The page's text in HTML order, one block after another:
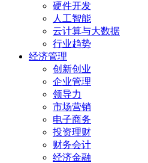
硬件开发
人工智能
云计算与大数据
行业趋势
经济管理
创新创业
企业管理
领导力
市场营销
电子商务
投资理财
财务会计
经济金融